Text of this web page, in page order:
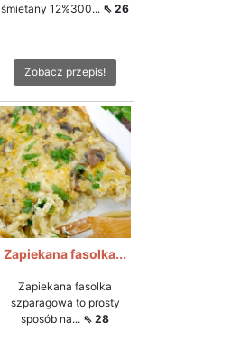
śmietany 12%300... ⇖ 26
Zobacz przepis!
Zapiekana fasolka...
Zapiekana fasolka
szparagowa to prosty
sposób na... ⇖ 28